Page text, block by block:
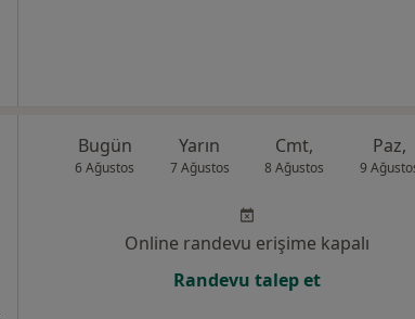
Bugün
6 Ağustos
Yarın
7 Ağustos
Cmt,
8 Ağustos
Paz,
9
Online randevu erişime kapalı
Randevu talep et